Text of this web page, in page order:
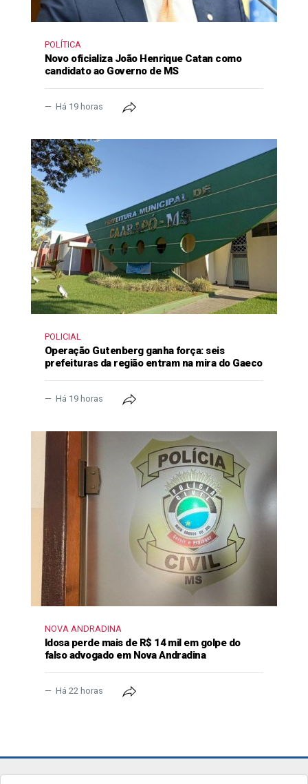
POLÍTICA
Novo oficializa João Henrique Catan como
candidato ao Governo de MS
Há 19 horas
POLICIAL
Operação Gutenberg ganha força: seis
prefeituras da região entram na mira do Gaeco
Há 19 horas
NOVA ANDRADINA
Idosa perde mais de R$ 14 mil em golpe do
falso advogado em Nova Andradina
Há 22 horas